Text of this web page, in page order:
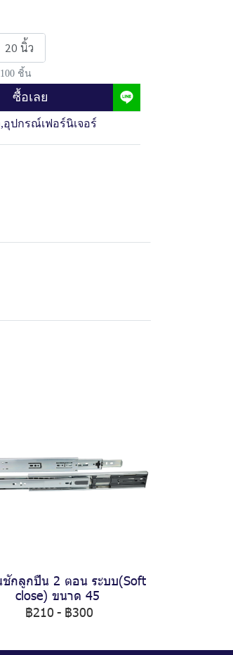
20 นิ้ว
ชิ้น
ซื้อเลย
,อุปกรณ์เฟอร์นิเจอร์
ชักลูกปืน 2 ตอน ระบบ(Soft
close) ขนาด 45
฿210 - ฿300